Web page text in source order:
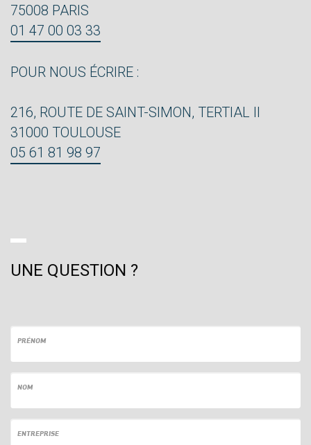
75008 PARIS
01 47 00 03 33
POUR NOUS ÉCRIRE :
216, ROUTE DE SAINT-SIMON, TERTIAL II
31000 TOULOUSE
05 61 81 98 97
UNE QUESTION ?
PRÉNOM
NOM
ENTREPRISE